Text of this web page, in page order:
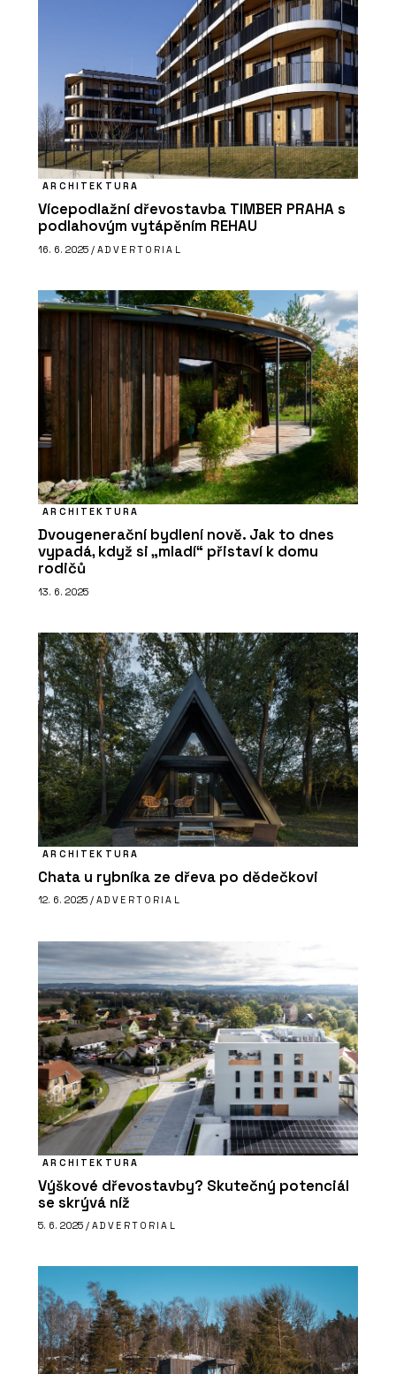
PRODUKTY
Program Artlantis RT²
archicadovské know-how přímo od
zdroje
PRODUKTY
Aplikace Twinmotion - CEGRA
ČLÁNKY
Nová verze vizualizačního programu
Twinmotion přináší funkce a
vylepšení, která ocení architekti
ČLÁNKY
Zvenku moderní a účelná
architektura, uvnitř kvalitní prostory
pro výuku a velkorysé atrium – novou
budovu ekonomické fakulty v Ostravě
brzy zaplní studenti
ARCHITEKTURA
Vícepodlažní dřevostavba TIMBER PRAHA s
podlahovým vytápěním REHAU
16. 6. 2025 / ADVERTORIAL
ARCHITEKTURA
Dvougenerační bydlení nově. Jak to dnes
vypadá, když si „mladí“ přistaví k domu
rodičů
13. 6. 2025
ARCHITEKTURA
Chata u rybníka ze dřeva po dědečkovi
12. 6. 2025 / ADVERTORIAL
ARCHITEKTURA
Výškové dřevostavby? Skutečný potenciál
se skrývá níž
5. 6. 2025 / ADVERTORIAL